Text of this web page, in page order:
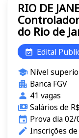
RIO DE
do Rio de
Edital
Nível
Banca FGV
41 vagas
Salários de
Prova dia
Inscrições